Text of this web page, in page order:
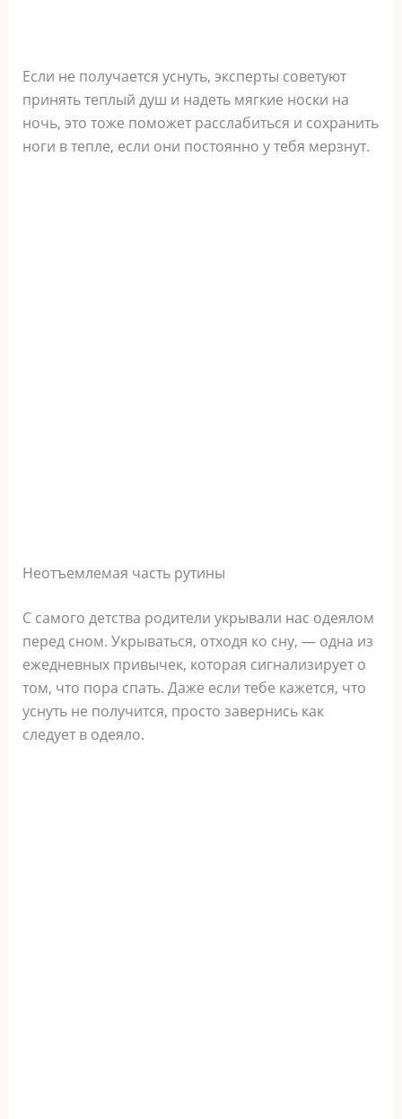
Если не получается уснуть, эксперты советуют
принять теплый душ и надеть мягкие носки на
ночь, это тоже поможет расслабиться и сохранить
ноги в тепле, если они постоянно у тебя мерзнут.
Неотъемлемая часть рутины
С самого детства родители укрывали нас одеялом
перед сном. Укрываться, отходя ко сну, — одна из
ежедневных привычек, которая сигнализирует о
том, что пора спать. Даже если тебе кажется, что
уснуть не получится, просто завернись как
следует в одеяло.